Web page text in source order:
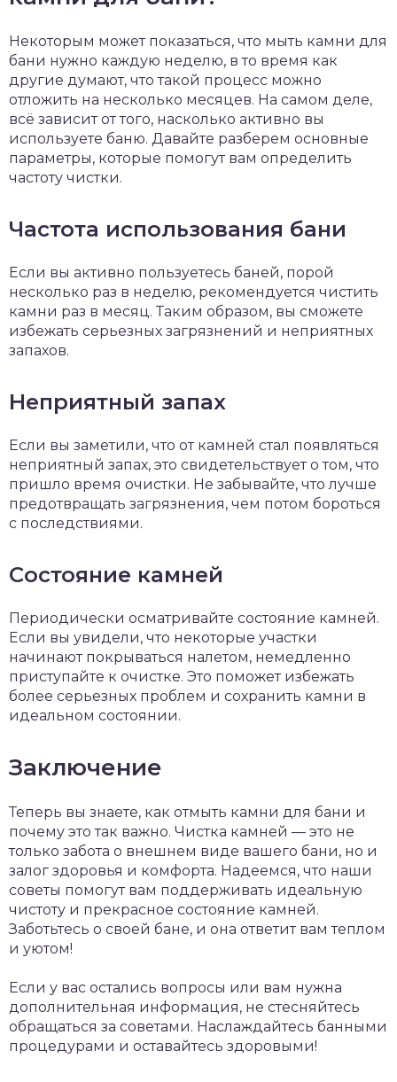
Некоторым может показаться, что мыть камни для
бани нужно каждую неделю, в то время как
другие думают, что такой процесс можно
отложить на несколько месяцев. На самом деле,
всё зависит от того, насколько активно вы
используете баню. Давайте разберем основные
параметры, которые помогут вам определить
частоту чистки.
Частота использования бани
Если вы активно пользуетесь баней, порой
несколько раз в неделю, рекомендуется чистить
камни раз в месяц. Таким образом, вы сможете
избежать серьезных загрязнений и неприятных
запахов.
Неприятный запах
Если вы заметили, что от камней стал появляться
неприятный запах, это свидетельствует о том, что
пришло время очистки. Не забывайте, что лучше
предотвращать загрязнения, чем потом бороться
с последствиями.
Состояние камней
Периодически осматривайте состояние камней.
Если вы увидели, что некоторые участки
начинают покрываться налетом, немедленно
приступайте к очистке. Это поможет избежать
более серьезных проблем и сохранить камни в
идеальном состоянии.
Заключение
Теперь вы знаете, как отмыть камни для бани и
почему это так важно. Чистка камней — это не
только забота о внешнем виде вашего бани, но и
залог здоровья и комфорта. Надеемся, что наши
советы помогут вам поддерживать идеальную
чистоту и прекрасное состояние камней.
Заботьтесь о своей бане, и она ответит вам теплом
и уютом!
Если у вас остались вопросы или вам нужна
дополнительная информация, не стесняйтесь
обращаться за советами. Наслаждайтесь банными
процедурами и оставайтесь здоровыми!